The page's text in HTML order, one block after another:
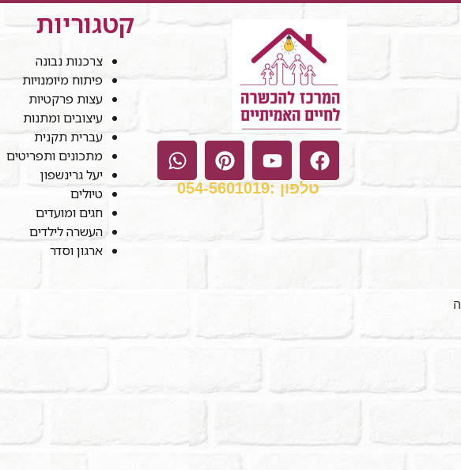
טלפון :054-5601019
קטגוריות
צרכנות נבונה
פיתוח מיומנויות
עצות פרקטיות
עיצובים ומתנות
עברית תקנית
מתכונים ותפריטים
יעל גרינשפון
טיולים
חגים ומועדים
העשרה לילדים
ארגון וסדר
ה